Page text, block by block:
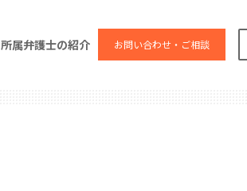
所属弁護士の紹介 お問い合わせ・ご相談